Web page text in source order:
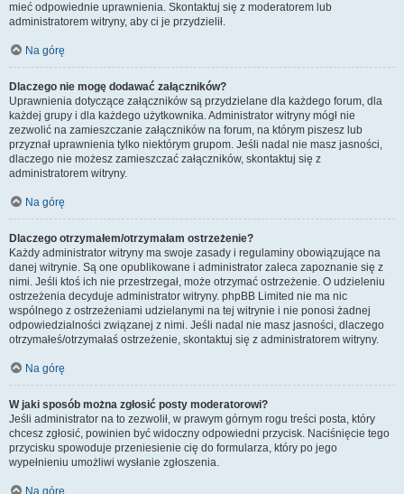
mieć odpowiednie uprawnienia. Skontaktuj się z moderatorem lub
administratorem witryny, aby ci je przydzielił.
Na górę
Dlaczego nie mogę dodawać załączników?
Uprawnienia dotyczące załączników są przydzielane dla każdego forum, dla
każdej grupy i dla każdego użytkownika. Administrator witryny mógł nie
zezwolić na zamieszczanie załączników na forum, na którym piszesz lub
przyznał uprawnienia tylko niektórym grupom. Jeśli nadal nie masz jasności,
dlaczego nie możesz zamieszczać załączników, skontaktuj się z
administratorem witryny.
Na górę
Dlaczego otrzymałem/otrzymałam ostrzeżenie?
Każdy administrator witryny ma swoje zasady i regulaminy obowiązujące na
danej witrynie. Są one opublikowane i administrator zaleca zapoznanie się z
nimi. Jeśli ktoś ich nie przestrzegał, może otrzymać ostrzeżenie. O udzieleniu
ostrzeżenia decyduje administrator witryny. phpBB Limited nie ma nic
wspólnego z ostrzeżeniami udzielanymi na tej witrynie i nie ponosi żadnej
odpowiedzialności związanej z nimi. Jeśli nadal nie masz jasności, dlaczego
otrzymałeś/otrzymałaś ostrzeżenie, skontaktuj się z administratorem witryny.
Na górę
W jaki sposób można zgłosić posty moderatorowi?
Jeśli administrator na to zezwolił, w prawym górnym rogu treści posta, który
chcesz zgłosić, powinien być widoczny odpowiedni przycisk. Naciśnięcie tego
przycisku spowoduje przeniesienie cię do formularza, który po jego
wypełnieniu umożliwi wysłanie zgłoszenia.
Na górę